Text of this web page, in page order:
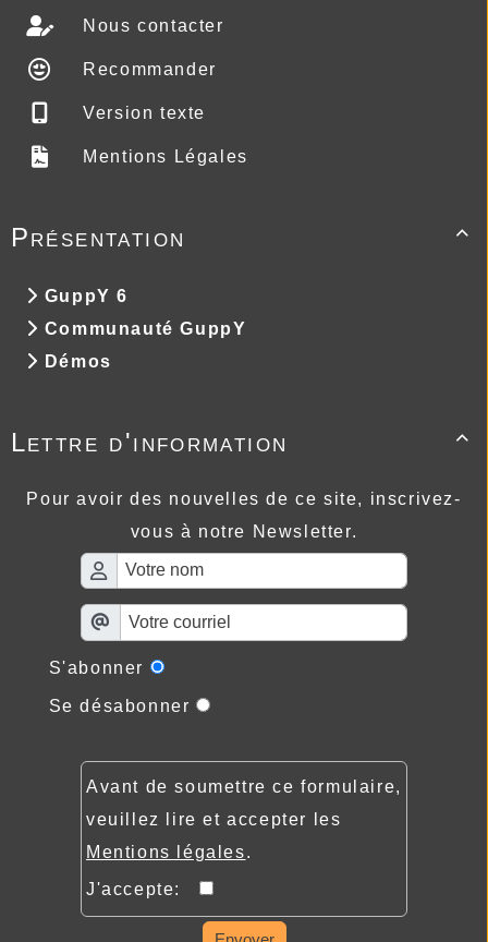
Nous contacter
Recommander
Version texte
Mentions Légales

Présentation
GuppY 6
Communauté GuppY
Démos

Lettre d'information
Pour avoir des nouvelles de ce site, inscrivez-
vous à notre Newsletter.
S'abonner
Se désabonner
Avant de soumettre ce formulaire,
veuillez lire et accepter les
Mentions légales.
J'accepte: